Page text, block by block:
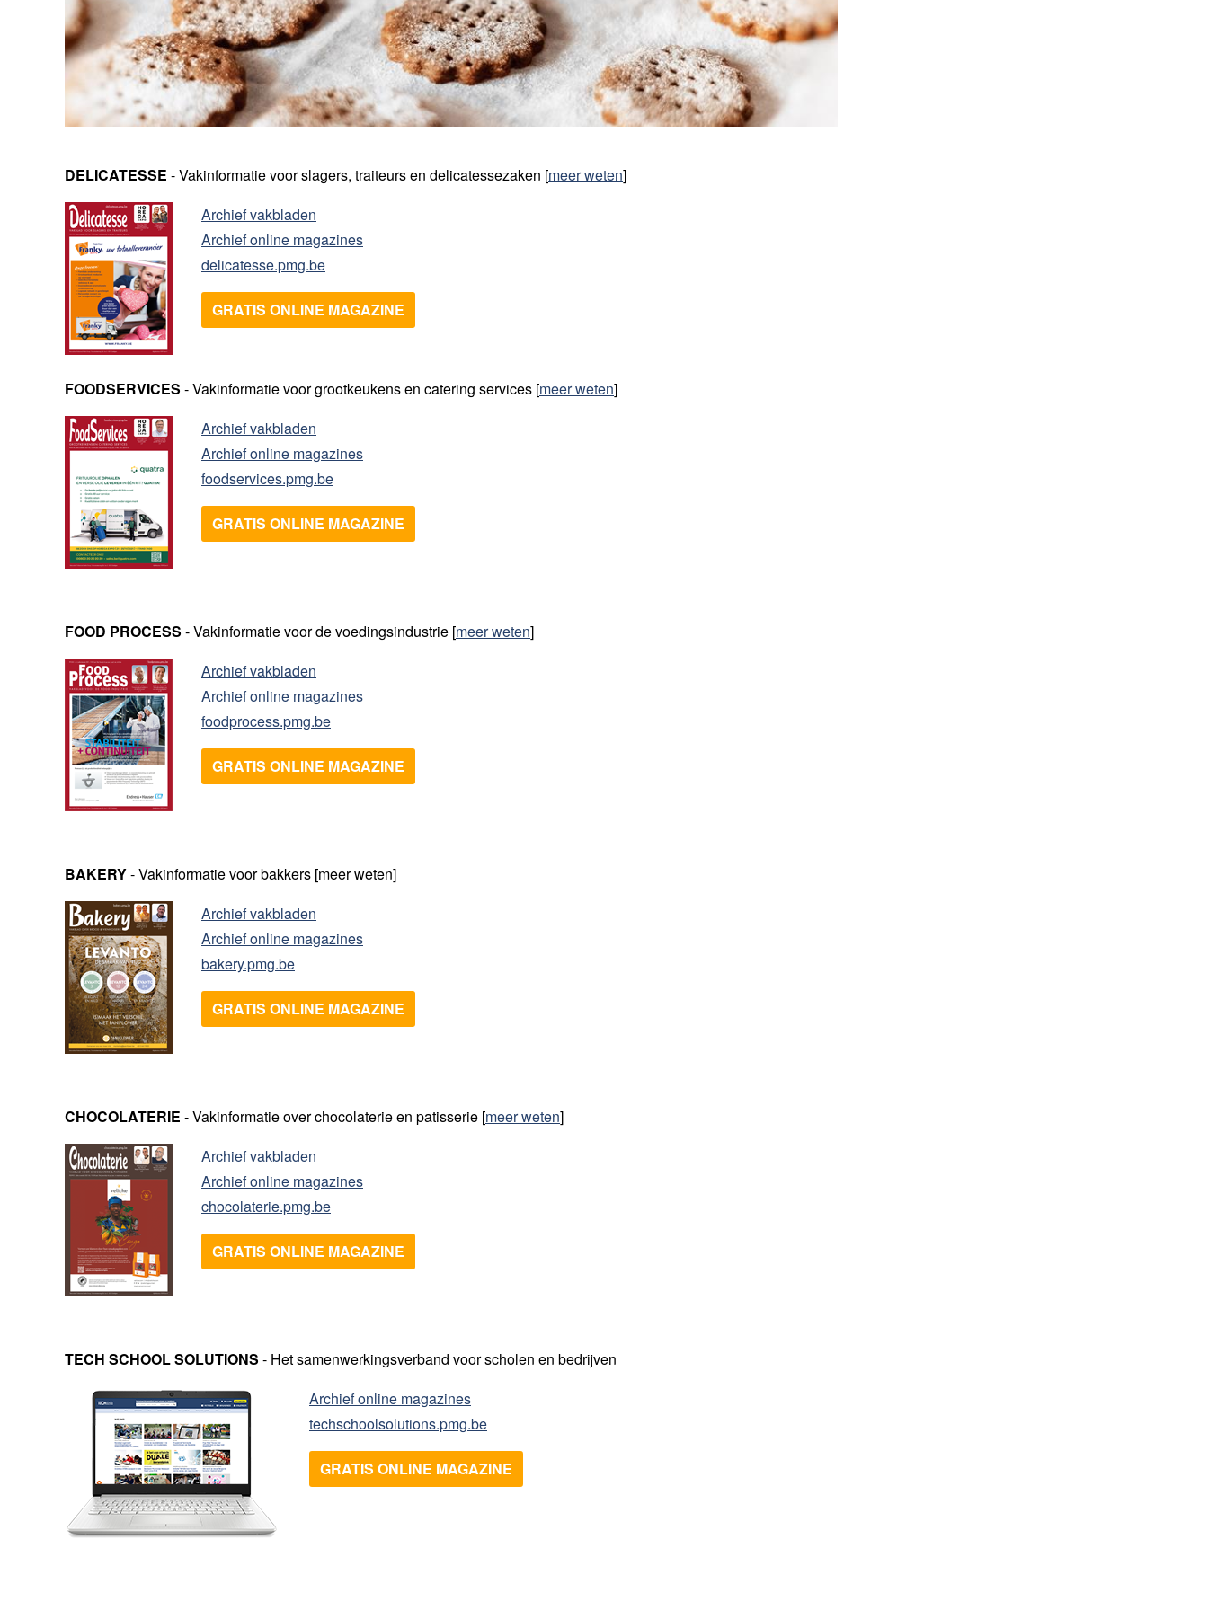
DELICATESSE - Vakinformatie voor slagers, traiteurs en delicatessezaken [meer weten]
Archief vakbladen
Archief online magazines
delicatesse.pmg.be
GRATIS ONLINE MAGAZINE
FOODSERVICES - Vakinformatie voor grootkeukens en catering services [meer weten]
Archief vakbladen
Archief online magazines
foodservices.pmg.be
GRATIS ONLINE MAGAZINE
FOOD PROCESS - Vakinformatie voor de voedingsindustrie [meer weten]
Archief vakbladen
Archief online magazines
foodprocess.pmg.be
GRATIS ONLINE MAGAZINE
BAKERY- Vakinformatie voor bakkers [meer weten]
Archief vakbladen
Archief online magazines
bakery.pmg.be
GRATIS ONLINE MAGAZINE
CHOCOLATERIE - Vakinformatie over chocolaterie en patisserie [meer weten]
Archief vakbladen
Archief online magazines
chocolaterie.pmg.be
GRATIS ONLINE MAGAZINE
TECH SCHOOL SOLUTIONS - Het samenwerkingsverband voor scholen en bedrijven
Archief online magazines
techschoolsolutions.pmg.be
GRATIS ONLINE MAGAZINE